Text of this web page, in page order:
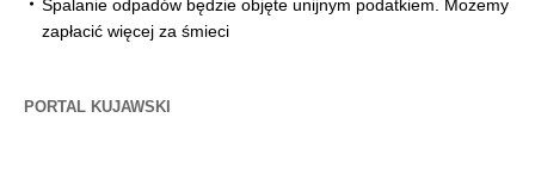
Spalanie odpadów będzie objęte unijnym podatkiem. Możemy
zapłacić więcej za śmieci
PORTAL KUJAWSKI